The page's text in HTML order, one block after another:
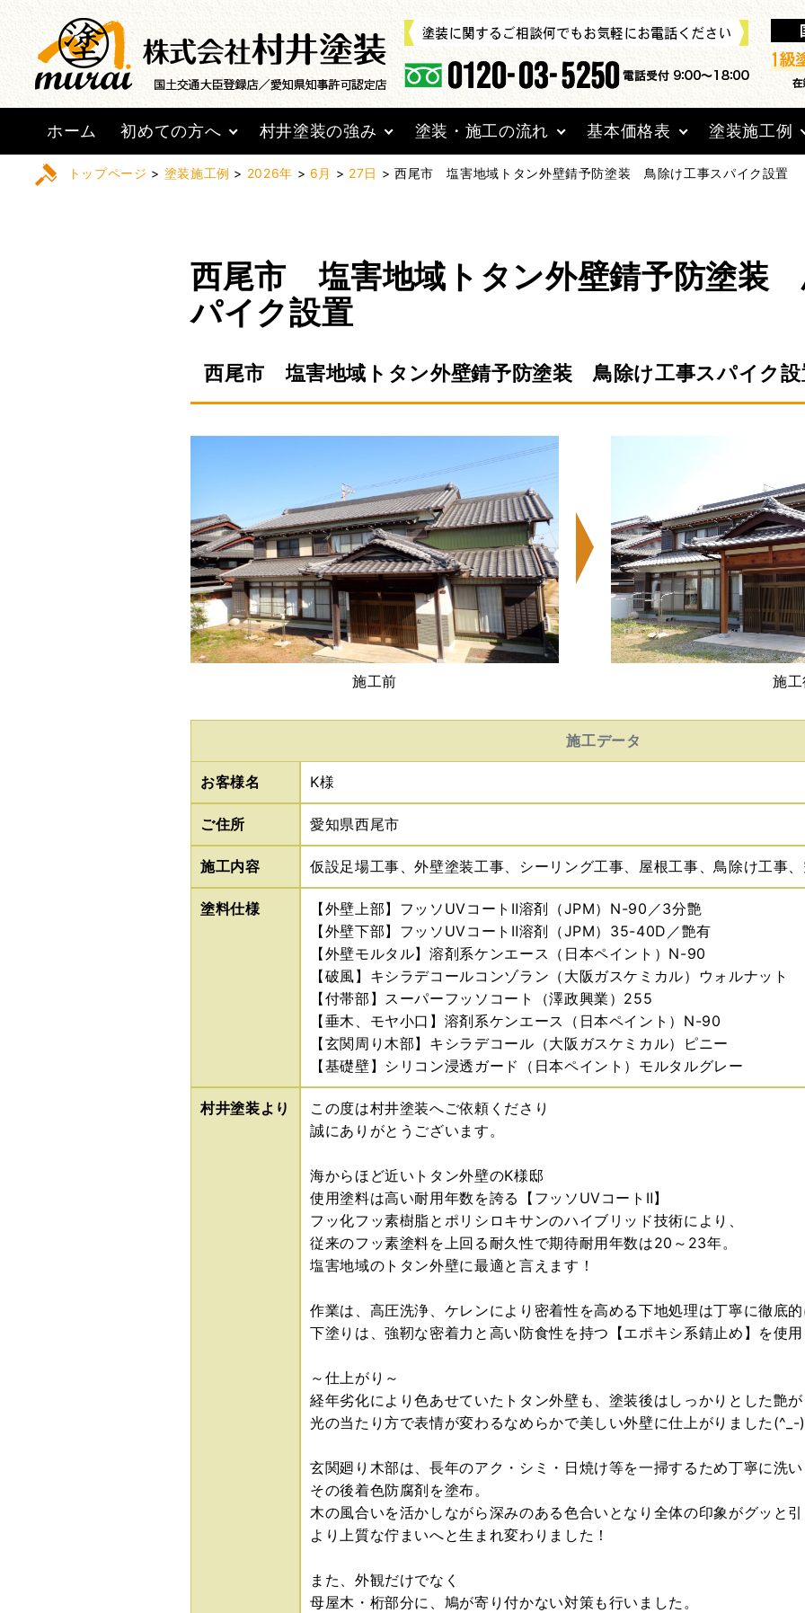
ホーム 初めての方へ 村井塗装の強み 塗装・施工の流れ 基本価格表 塗装施工例
トップページ > 塗装施工例 > 2026年 > 6月 > 27日 > 西尾市 塩害地域トタン外壁錆予防塗装 鳥除け工事スパイク設置
西尾市 塩害地域トタン外壁錆予防塗装
パイク設置
西尾市 塩害地域トタン外壁錆予防塗装 鳥除け工事スパイク設
施工前 施
施工データ
お客様名 K様
ご住所 愛知県西尾市
施工内容 仮設足場工事、外壁塗装工事、シーリング工事、屋根工事、鳥除け工事
塗料仕様
【外壁上部】フッソUVコートⅡ溶剤（JPM）N-90／3分艶
【外壁下部】フッソUVコートⅡ溶剤（JPM）35-40D／艶有
【外壁モルタル】溶剤系ケンエース（日本ペイント）N-90
【破風】キシラデコールコンゾラン（大阪ガスケミカル）ウォルナット
【付帯部】スーパーフッソコート（澤政興業）255
【垂木、モヤ小口】溶剤系ケンエース（日本ペイント）N-90
【玄関周り木部】キシラデコール（大阪ガスケミカル）ピニー
【基礎壁】シリコン浸透ガード（日本ペイント）モルタルグレー
村井塗装より
この度は村井塗装へご依頼くださり
誠にありがとうございます。
海からほど近いトタン外壁のK様邸
使用塗料は高い耐用年数を誇る【フッソUVコートⅡ】
フッ化フッ素樹脂とポリシロキサンのハイブリッド技術により、
従来のフッ素塗料を上回る耐久性で期待耐用年数は20～23年。
塩害地域のトタン外壁に最適と言えます！
作業は、高圧洗浄、ケレンにより密着性を高める下地処理は丁寧に徹底
下塗りは、強靭な密着力と高い防食性を持つ【エポキシ系錆止め】を使
～仕上がり～
経年劣化により色あせていたトタン外壁も、塗装後はしっかりとした艶
光の当たり方で表情が変わるなめらかで美しい外壁に仕上がりました
玄関廻り木部は、長年のアク・シミ・日焼け等を一掃するため丁寧に洗
その後着色防腐剤を塗布。
木の風合いを活かしながら深みのある色合いとなり全体の印象がグッと
より上質な佇まいへと生まれ変わりました！
また、外観だけでなく
母屋木・桁部分に、鳩が寄り付かない対策も行いました。